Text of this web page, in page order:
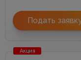
Подать
Акция